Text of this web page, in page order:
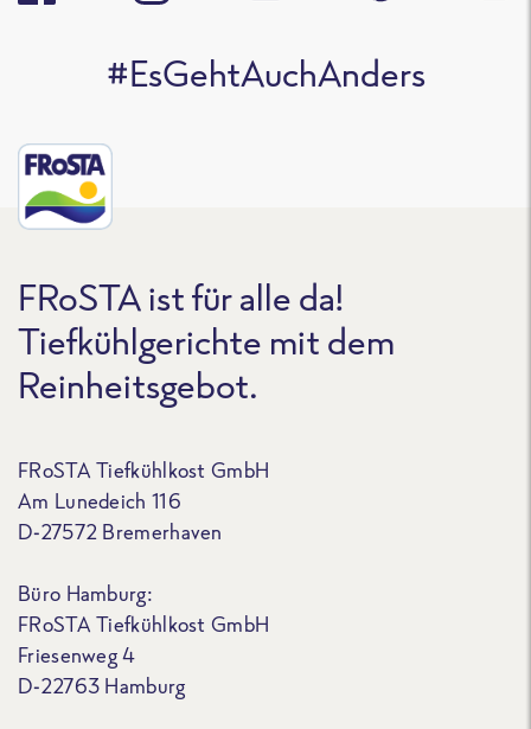
#EsGehtAuchAnders
FRoSTA ist für alle da!
Tiefkühlgerichte mit dem
Reinheitsgebot.
FRoSTA Tiefkühlkost GmbH
Am Lunedeich 116
D-27572 Bremerhaven
Büro Hamburg:
FRoSTA Tiefkühlkost GmbH
Friesenweg 4
D-22763 Hamburg